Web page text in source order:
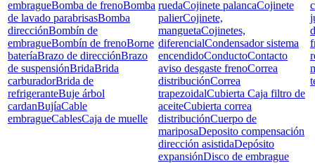
embragueBomba de frenoBomba
de lavado parabrisasBomba
direcciónBombín de
embragueBombín de frenoBorne
bateríaBrazo de direcciónBrazo
de suspensiónBridaBrida
carburadorBrida de
refrigeranteBuje árbol
cardanBujíaCable
embragueCablesCaja de muelle
ruedaCojinete palancaCojinete
palierCojinete,
manguetaCojinetes,
diferencialCondensador sistema
encendidoConductoContacto
aviso desgaste frenoCorrea
distribuciónCorrea
trapezoidalCubierta Caja filtro de
aceiteCubierta correa
distribuciónCuerpo de
mariposaDeposito compensación
dirección asistidaDepósito
expansiónDisco de embrague